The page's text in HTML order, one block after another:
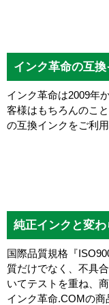
インク革命の互換
インク革命は2009年
客様はもちろんのこ
の互換インクをご利
純正インクと変
国際品質規格『
質だけでなく、不具
いてテストを重ね、
インク革命.COMの商